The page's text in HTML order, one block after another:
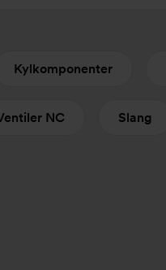
Kylkomponenter
NC Slang